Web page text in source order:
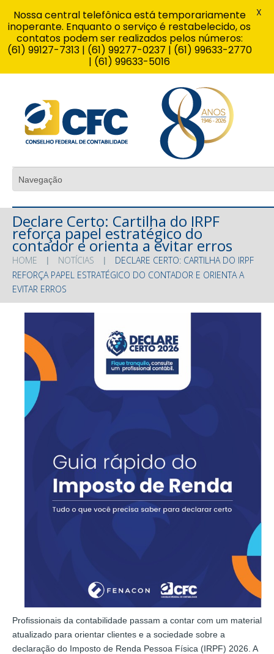
Declare Certo: Cartilha do IRPF
reforça papel estratégico do
contador e orienta a evitar erros
HOME NOTÍCIAS
DECLARE CERTO: CARTILHA DO IRPF
REFORÇA PAPEL ESTRATÉGICO DO CONTADOR E ORIENTA A
EVITAR ERROS
Profissionais da contabilidade passam a contar com um material
atualizado para orientar clientes e a sociedade sobre a
declaração do Imposto de Renda Pessoa Física (IRPF) 2026. A
Nossa central telefônica está temporariamente
inoperante. Enquanto o serviço é restabelecido, os
contatos podem ser realizados pelos números:
(61) 99127-7313 | (61) 99277-0237 | (61) 99633-2770
| (61) 99633-5016
X